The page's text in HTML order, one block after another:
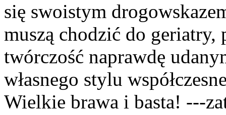
się swoistym
muszą chodzić do
twórczość naprawdę
własnego stylu
Wielkie brawa i basta! ---